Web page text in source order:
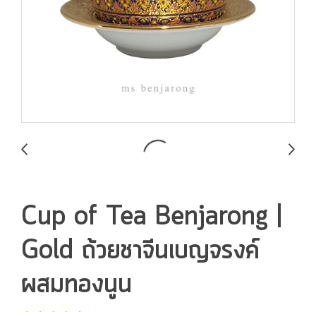
Cup of Tea Benjarong |
Gold ถ้วยชาจีนเบญจรงค์
ผสมทองนูน